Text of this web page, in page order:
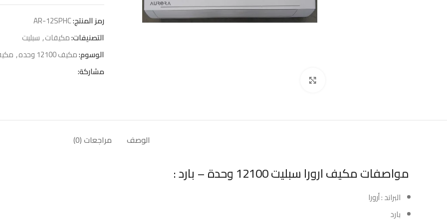
رمز المنتج:AR-12SPHC
التصنيفات:مكيفات, سبليت
الوسوم:مكيف 12100 وحده ,
مشاركة:
الوصف مراجعات (0)
مواصفات مكيف ارورا سبليت 12100 وحدة – بارد :
البراند : أرورا
بارد